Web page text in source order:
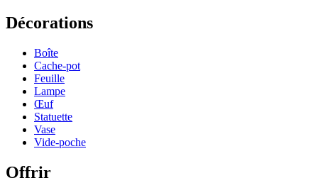
Décorations
Boîte
Cache-pot
Feuille
Lampe
Œuf
Statuette
Vase
Vide-poche
Offrir